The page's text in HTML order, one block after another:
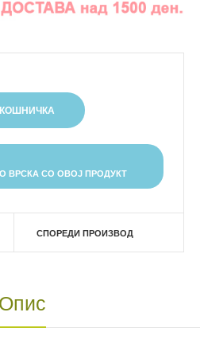
ВРСКА СО ОВОЈ ПРОДУКТ
СПОРЕДИ ПРОИЗВОД
Опис